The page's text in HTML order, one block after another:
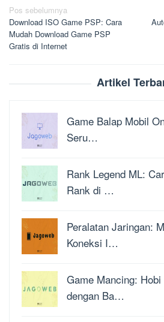
Navigasi
pos
Pos sebelumnya
Download ISO Game PSP: Cara
Mudah Download Game PSP
Gratis di Internet
Artikel
Game Balap Mobil
Seru…
Rank Legend ML:
Rank di …
Peralatan Jaringan:
Koneksi I…
Game Mancing:
dengan Ba…